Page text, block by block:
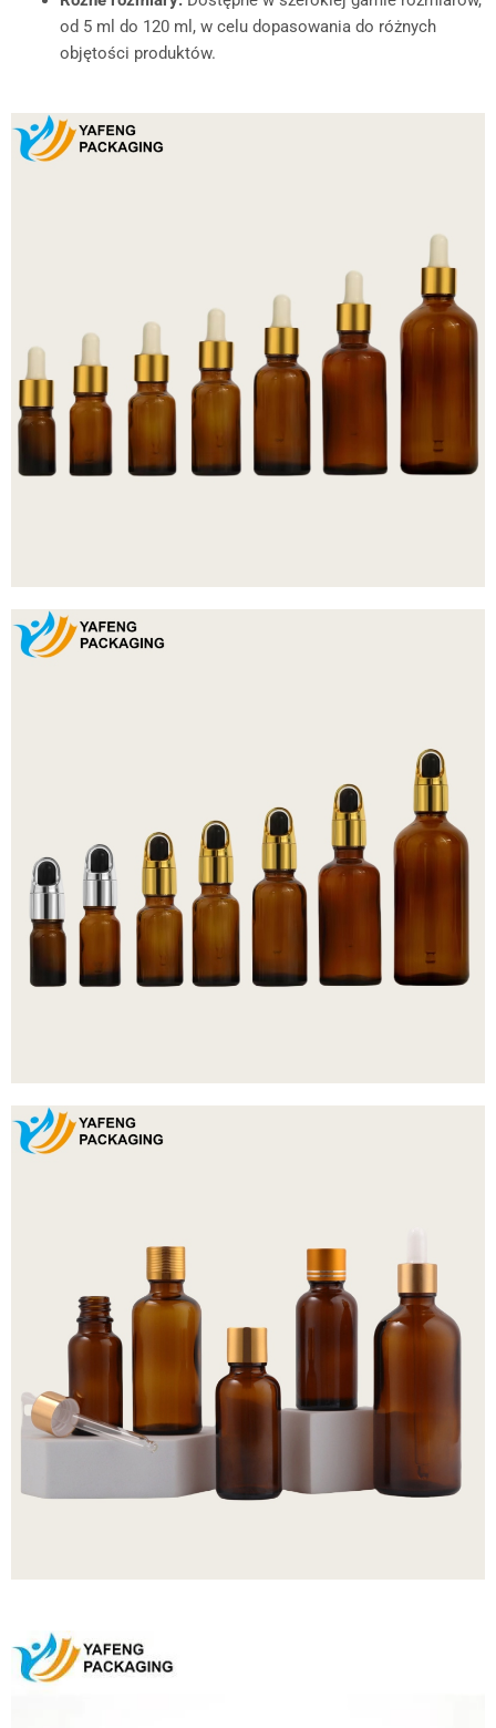
od 5 ml do 120 ml, w celu dopasowania do różnych
objętości produktów.
Odtwarzacz
video